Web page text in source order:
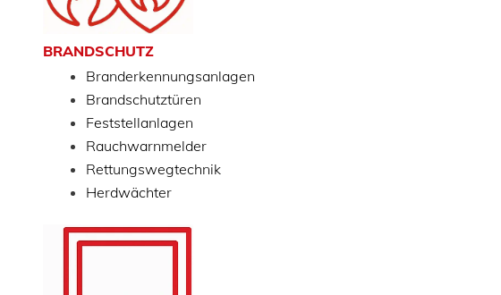
BRANDSCHUTZ
Branderkennungsanlagen
Brandschutztüren
Feststellanlagen
Rauchwarnmelder
Rettungswegtechnik
Herdwächter